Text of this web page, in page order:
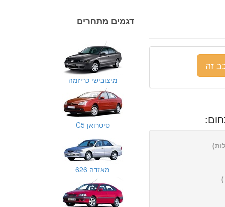
זה
דגמים מתחרים
מיצובישי כריזמה
סיטרואן C5
מאזדה 626